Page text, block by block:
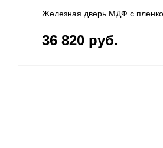
Железная дверь МДФ с
36 820 руб.